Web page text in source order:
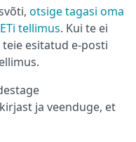
otsige tagasi oma
tellimus. Kui te ei
esitatud e-posti
ja veenduge, et